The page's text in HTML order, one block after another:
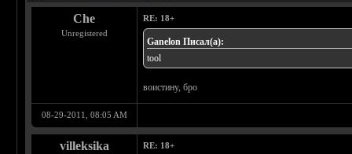
Che
Unregistered
RE: 18+
Ganelon Писал(а):
tool
воистину, бро
08-29-2011, 08:05 AM
villeksika RE: 18+